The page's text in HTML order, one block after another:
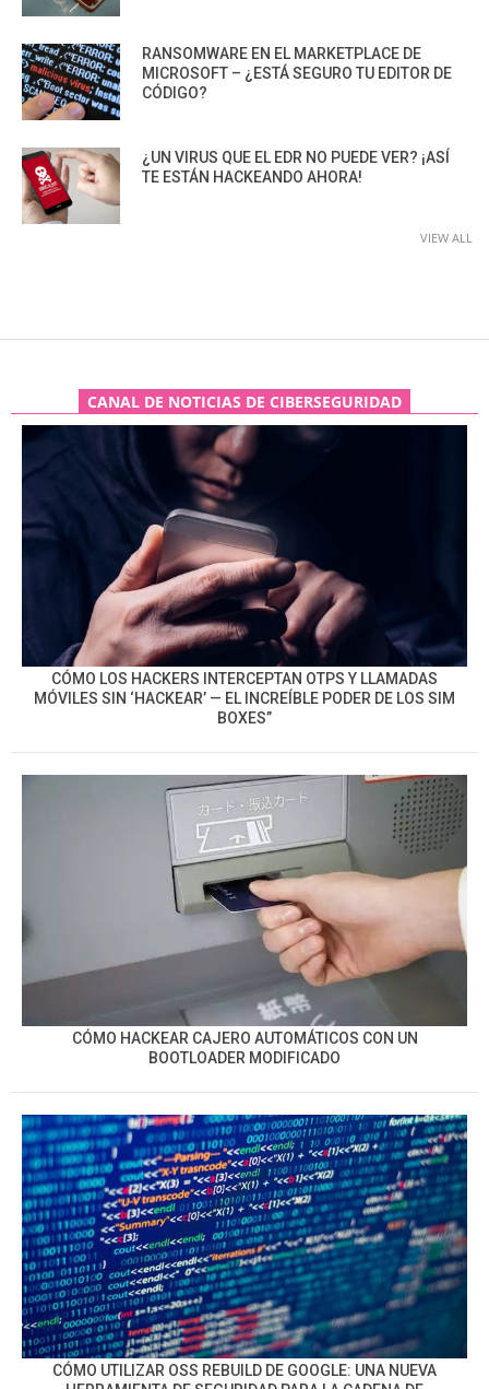
RANSOMWARE EN EL MARKETPLACE DE
MICROSOFT – ¿ESTÁ SEGURO TU EDITOR DE
CÓDIGO?
¿UN VIRUS QUE EL EDR NO PUEDE VER? ¡ASÍ
TE ESTÁN HACKEANDO AHORA!
VIEW ALL
CANAL DE NOTICIAS DE CIBERSEGURIDAD
CÓMO LOS HACKERS INTERCEPTAN OTPS Y LLAMADAS
MÓVILES SIN ‘HACKEAR’ — EL INCREÍBLE PODER DE LOS SIM
BOXES”
CÓMO HACKEAR CAJERO AUTOMÁTICOS CON UN
BOOTLOADER MODIFICADO
CÓMO UTILIZAR OSS REBUILD DE GOOGLE: UNA NUEVA